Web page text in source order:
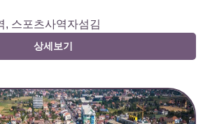
, 스포츠사역자섬김
상세보기